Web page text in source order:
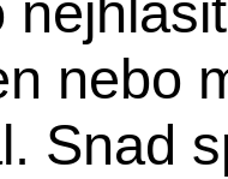
nebo
Snad